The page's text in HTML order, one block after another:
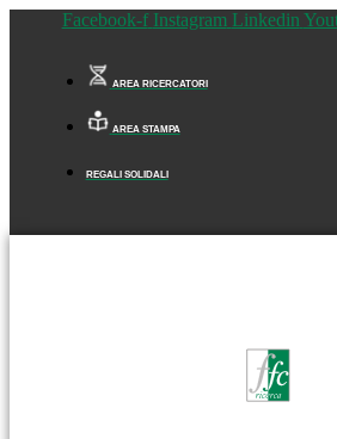
Facebook-f Instagram Linkedin
AREA RICERCATORI
AREA STAMPA
REGALI SOLIDALI